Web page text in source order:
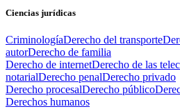
Ciencias jurídicas
CriminologíaDerecho del transporte
autorDerecho de familia
Derecho de internetDerecho de las
notarialDerecho penalDerecho privado
Derecho procesalDerecho público
Derechos humanos